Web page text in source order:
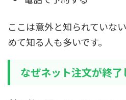
ここは意外と知られていな
めて知る人も多いです。
なぜネット注文が終